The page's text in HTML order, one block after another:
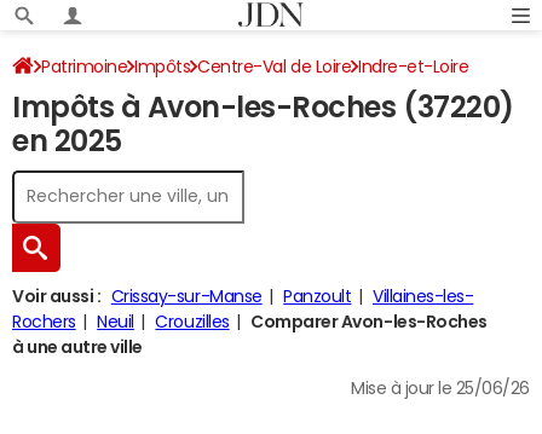
Patrimoine Impôts Centre-Val de Loire Indre-et-Loire
Avon-les-Roches Impôt sur le revenu
Impôts à Avon-les-Roches (37220)
en 2025
Voir aussi : Crissay-sur-Manse Panzoult
Villaines-les-
Rochers
Neuil Crouzilles
Comparer Avon-les-Roches
à une autre ville
Mise à jour le 25/06/26